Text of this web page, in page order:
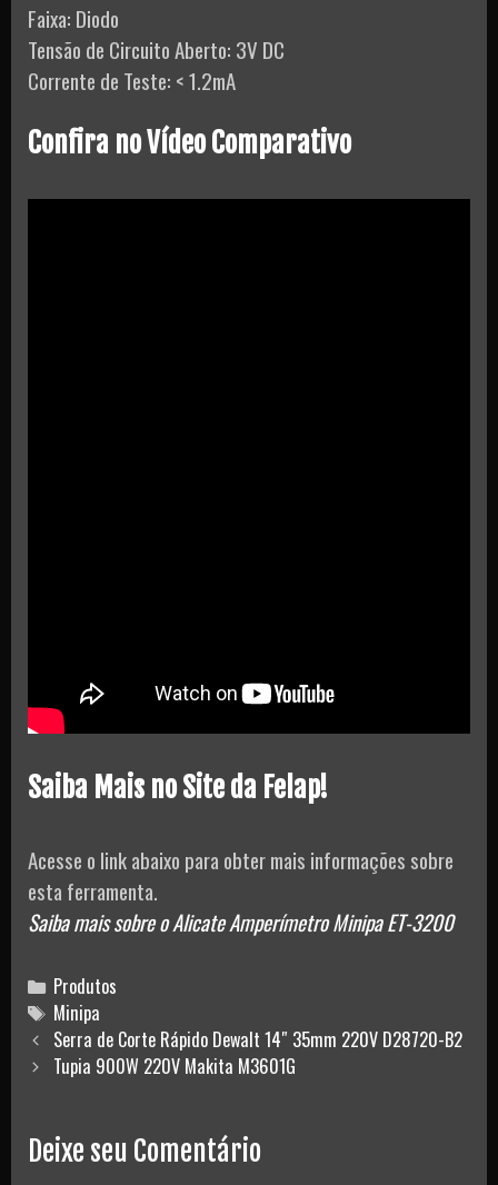
Faixa: Diodo
Tensão de Circuito Aberto: 3V DC
Corrente de Teste: < 1.2mA
Confira no Vídeo Comparativo
Saiba Mais no Site da Felap!
Acesse o link abaixo para obter mais informações sobre
esta ferramenta.
Saiba mais sobre o Alicate Amperímetro Minipa ET-3200
Categories
Produtos
Tags
Minipa
Post
navigation
Serra de Corte Rápido Dewalt 14″ 35mm 220V D28720-B2
Tupia 900W 220V Makita M3601G
Deixe seu Comentário